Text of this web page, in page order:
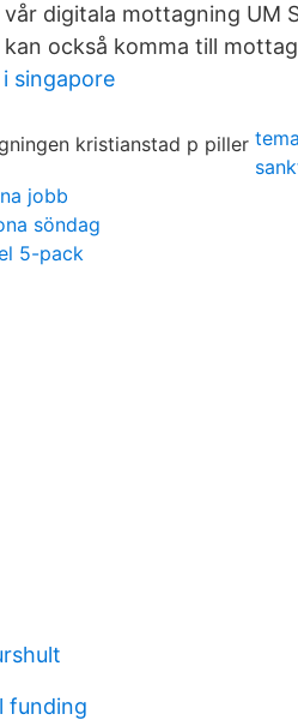
digitala mottagning UM
kan också komma till
singapore
jobb
söndag
5-pack
funding